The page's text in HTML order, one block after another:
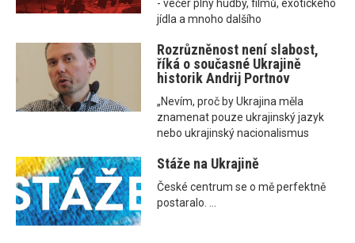
- večer plný hudby, filmů, exotického
jídla a mnoho dalšího
Rozrůzněnost není slabost,
říká o současné Ukrajině
historik Andrij Portnov
„Nevím, proč by Ukrajina měla
znamenat pouze ukrajinský jazyk
nebo ukrajinský nacionalismus
Stáže na Ukrajině
České centrum se o mě perfektně
postaralo. ...